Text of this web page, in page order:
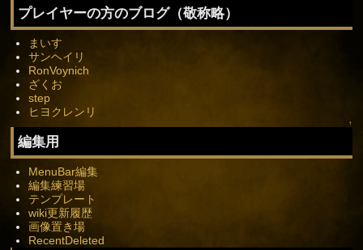
プレイヤーの方のブログ（敬称略）
まいす
サンヘイリ
RonVoynich
ざくお
step
ヒヨクレンリ
↑
編集用
MenuBar編集
編集練習場
テンプレート
wiki更新履歴
画像置き場
RecentDeleted